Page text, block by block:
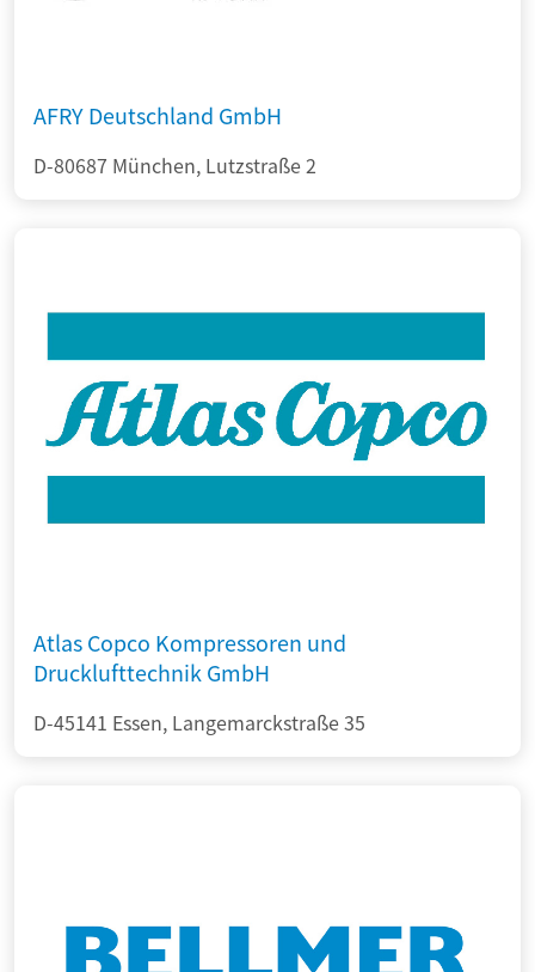
AFRY Deutschland GmbH
D-80687 München, Lutzstraße 2
Atlas Copco Kompressoren und
Drucklufttechnik GmbH
D-45141 Essen, Langemarckstraße 35